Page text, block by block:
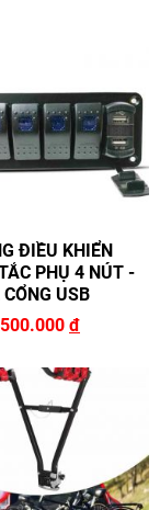
ĐIỀU KHIỂN
PHỤ 4 NÚT -
CỔNG USB
500.000 đ